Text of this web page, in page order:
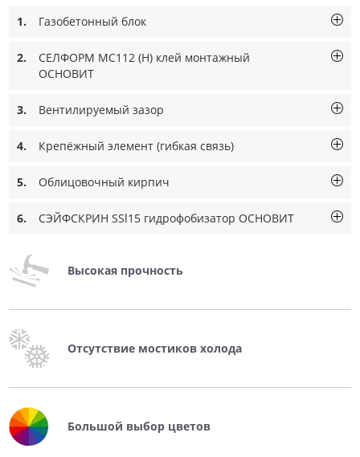
1. Газобетонный блок
2.
СЕЛФОРМ MC112 (Н) клей монтажный
ОСНОВИТ
3. Вентилируемый зазор
4. Крепёжный элемент (гибкая связь)
5. Облицовочный кирпич
6. СЭЙФСКРИН SSl15 гидрофобизатор ОСНОВИТ
Высокая прочность
Отсутствие мостиков холода
Большой выбор цветов